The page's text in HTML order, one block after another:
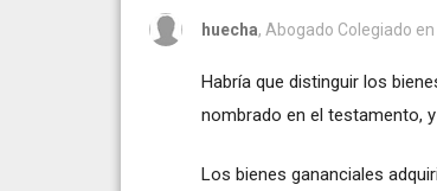
huecha, Abogado Colegiado
Habría que distinguir los
nombrado en el testamento,
Los bienes gananciales